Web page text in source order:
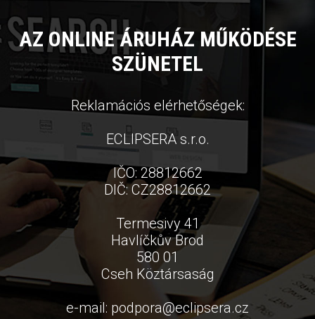
AZ ONLINE ÁRUHÁZ MŰKÖDÉSE
SZÜNETEL
Reklamációs elérhetőségek:
ECLIPSERA s.r.o.
IČO: 28812662
DIČ: CZ28812662
Termesivy 41
Havlíčkův Brod
580 01
Cseh Köztársaság
e-mail: podpora@eclipsera.cz